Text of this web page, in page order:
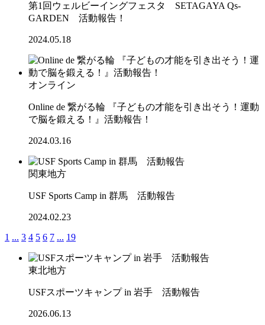
第1回ウェルビーイングフェスタ SETAGAYA Qs-
GARDEN 活動報告！
2024.05.18
オンライン
Online de 繋がる輪 『子どもの才能を引き出そう！運動
で脳を鍛える！』活動報告！
2024.03.16
関東地方
USF Sports Camp in 群馬 活動報告
2024.02.23
1 ... 3 4 5 6 7 ... 19
東北地方
USFスポーツキャンプ in 岩手 活動報告
2026.06.13